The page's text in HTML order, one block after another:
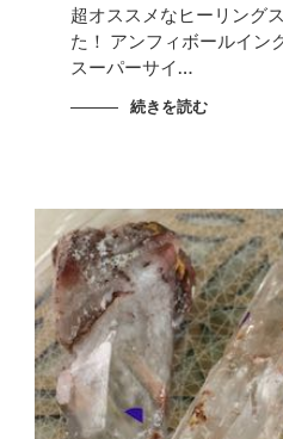
超オススメなヒーリング
た！ アンフィボールイン
スーパーサイ…
続きを読む